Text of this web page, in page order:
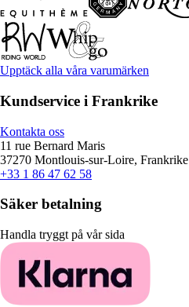
Upptäck alla våra varumärken
Kundservice i Frankrike
Kontakta oss
11 rue Bernard Maris
37270 Montlouis-sur-Loire, Frankrike
+33 1 86 47 62 58
Säker betalning
Handla tryggt på vår sida